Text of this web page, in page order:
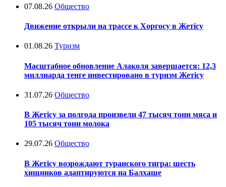
07.08.26 Общество
Движение открыли на трассе к Хоргосу в Жетісу
01.08.26 Туризм
Масштабное обновление Алаколя завершается: 12,3
миллиарда тенге инвестировано в туризм Жетісу
31.07.26 Общество
В Жетісу за полгода произвели 47 тысяч тонн мяса и
105 тысяч тонн молока
29.07.26 Общество
В Жетісу возрождают туранского тигра: шесть
хищников адаптируются на Балхаше